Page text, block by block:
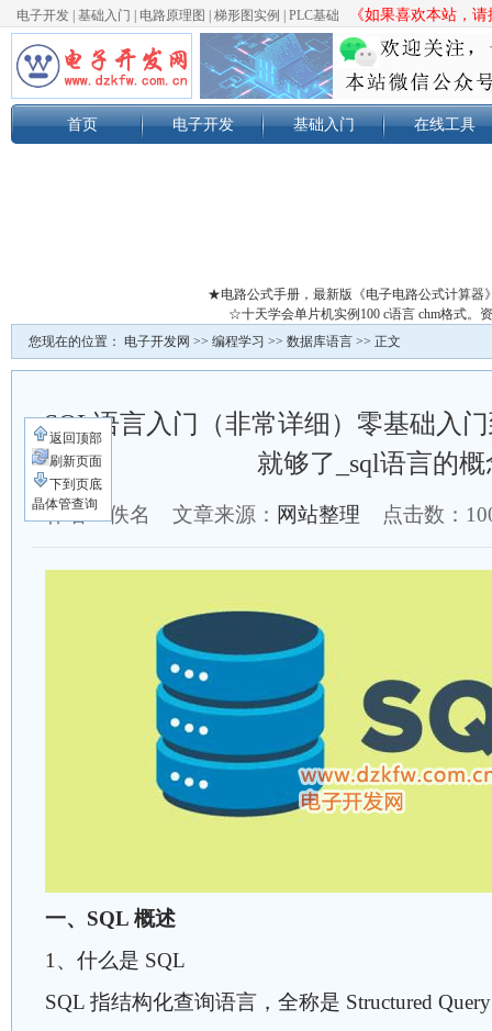
电子开发 基础入门 电路原理图 梯形图实例 PLC基础 《如果喜欢本站，
首页 电子开发 基础入门 在线工具
★电路公式手册，最新版《电子电路公式计算器
☆十天学会单片机实例100 c语言 chm格式。
您现在的位置： 电子开发网 >> 编程学习 >> 数据库语言 >> 正文
SQL语言入门（非常详细）零基础入
就够了_sql语言的概
作者：佚名 文章来源： 网站整理 点击数：
一、SQL 概述
1、什么是 SQL
SQL 指结构化查询语言，全称是 Structured
返回顶部
刷新页面
下到页底
晶体管查询